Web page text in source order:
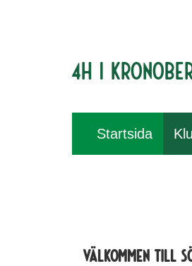
4H i
Startsida
Välkommen till